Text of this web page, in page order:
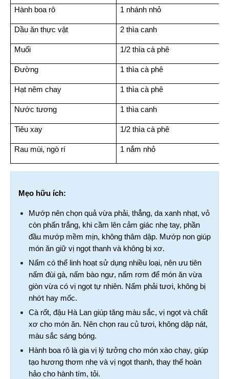
Hành boa rô 1 nhánh nhỏ
Dầu ăn thực vật 2 thìa canh
Muối 1/2 thìa cà phê
Đường 1 thìa cà phê
Hạt nêm chay 1 thìa cà phê
Nước tương 1 thìa canh
Tiêu xay 1/2 thìa cà phê
Rau mùi, ngò rí 1 nắm nhỏ
Mẹo hữu ích:
Mướp nên chọn quả vừa phải, thẳng, da xanh nhạt, vỏ
còn phấn trắng, khi cầm lên cảm giác nhẹ tay, phần
đầu mướp mềm mịn, không thâm dập. Mướp non giúp
món ăn giữ vị ngọt thanh và không bị xơ.
Nấm có thể linh hoạt sử dụng nhiều loại, nên ưu tiên
nấm đùi gà, nấm bào ngư, nấm rơm để món ăn vừa
giòn vừa có vị ngọt tự nhiên. Nấm phải tươi, không bị
nhớt hay mốc.
Cà rốt, đậu Hà Lan giúp tăng màu sắc, vị ngọt và chất
xơ cho món ăn. Nên chọn rau củ tươi, không dập nát,
màu sắc sáng bóng.
Hành boa rô là gia vị lý tưởng cho món xào chay, giúp
tạo hương thơm nhẹ và vị ngọt thanh, thay thế hoàn
hảo cho hành tím, tỏi.